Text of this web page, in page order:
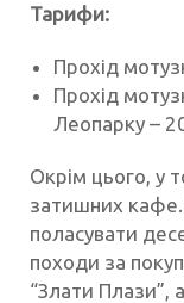
Тарифи:
Прохід
Прохід
Леопарку –
Окрім цього, у
затишних
поласувати
походи за
“Злати Плази”,